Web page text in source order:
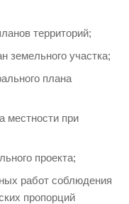
территорий;
земельного участка;
плана
местности при
проекта;
работ соблюдения
пропорций